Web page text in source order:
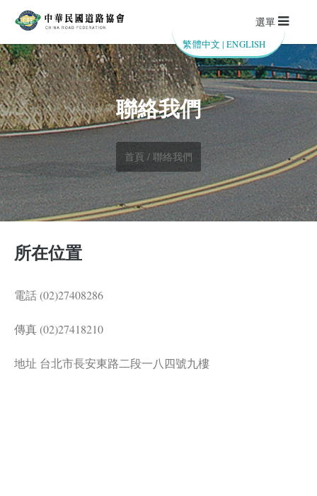
繁體中文 |ENGLISH
選單
聯絡我們
首頁 / 聯絡我們
所在位置
電話 (02)27408286
傳真 (02)27418210
地址 台北市長安東路二段一八四號九樓